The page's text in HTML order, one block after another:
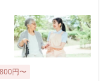
勤＊日数相談OK◎
ずは見学からでも
円〜